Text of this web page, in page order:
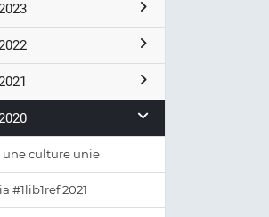
culture unie
#1lib1ref 2021